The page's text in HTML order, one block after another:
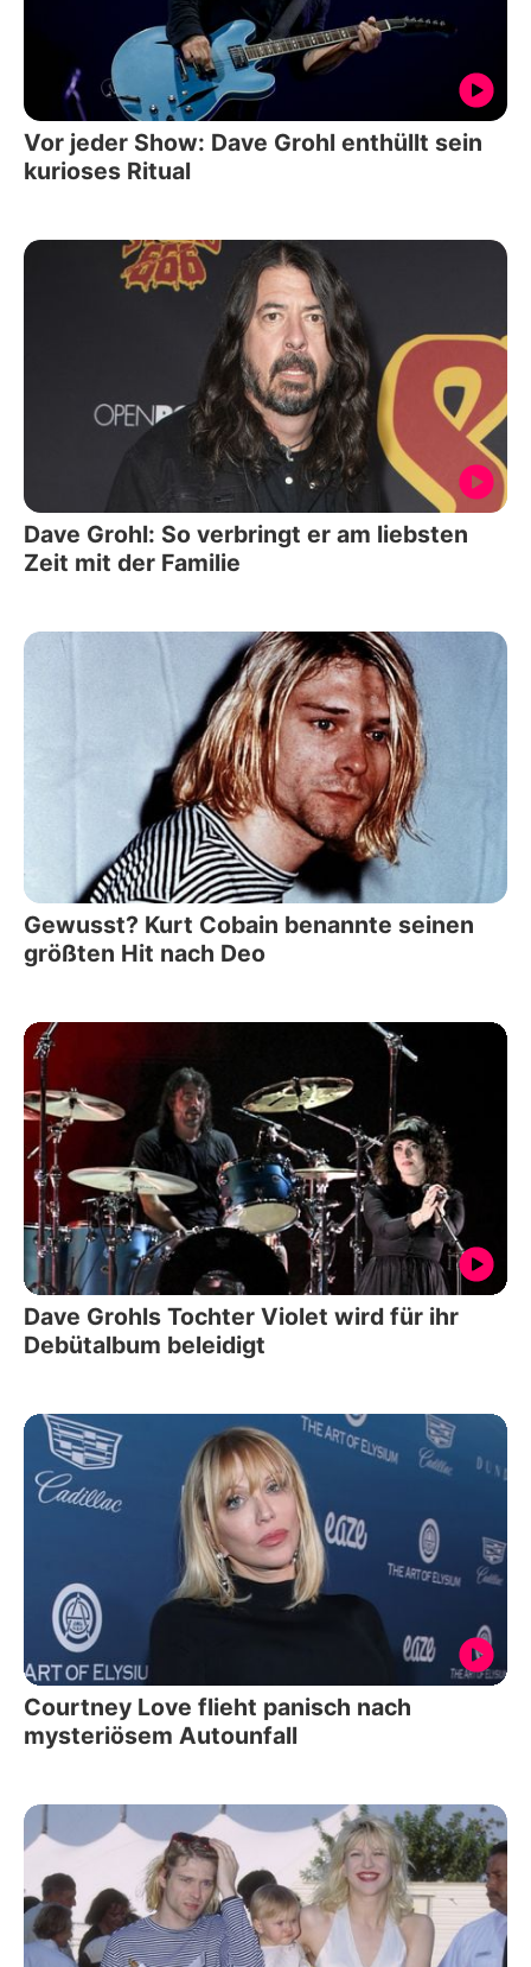
Vor jeder Show: Dave Grohl enthüllt sein
kurioses Ritual
Dave Grohl: So verbringt er am liebsten
Zeit mit der Familie
Gewusst? Kurt Cobain benannte seinen
größten Hit nach Deo
Dave Grohls Tochter Violet wird für ihr
Debütalbum beleidigt
Courtney Love flieht panisch nach
mysteriösem Autounfall